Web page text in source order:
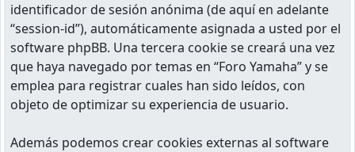
identificador de sesión anónima (de aquí en adelante
“session-id”), automáticamente asignada a usted por el
software phpBB. Una tercera cookie se creará una vez
que haya navegado por temas en “Foro Yamaha” y se
emplea para registrar cuales han sido leídos, con
objeto de optimizar su experiencia de usuario.
Además podemos crear cookies externas al software